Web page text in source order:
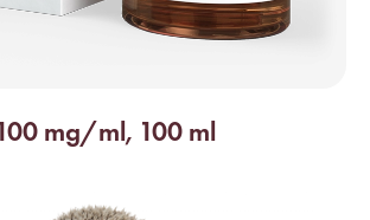
mg/ml, 100 ml